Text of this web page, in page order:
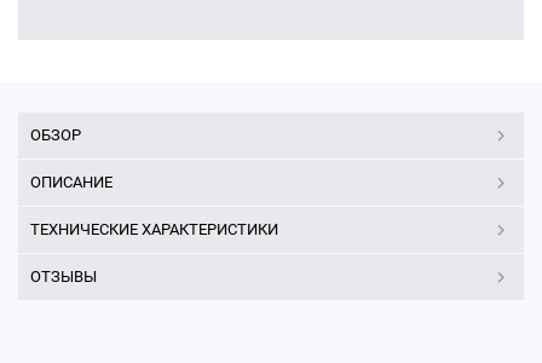
ОБЗОР
ОПИСАНИЕ
ТЕХНИЧЕСКИЕ ХАРАКТЕРИСТИКИ
ОТЗЫВЫ